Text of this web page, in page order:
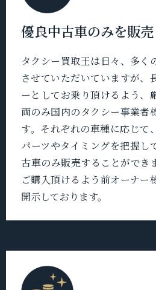
優良中古車のみを販売
タクシー買取王は日々、多く
させていただいていますが、
ーとしてお乗り頂けるよう、
両のみ国内のタクシー事業者
す。それぞれの車種に応じて
パーツやタイミングを把握し
古車のみ販売することができ
ご購入頂けるよう前オーナー
開示しております。